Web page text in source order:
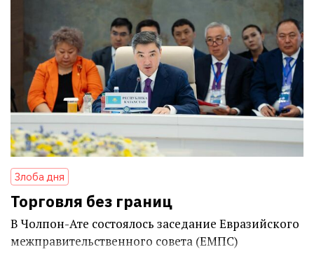
Злоба дня
Торговля без границ
В Чолпон-Ате состоялось заседание Евразийского
межправительственного совета (ЕМПС)